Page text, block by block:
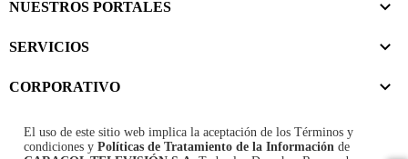
NUESTROS PORTALES
SERVICIOS
CORPORATIVO
El uso de este sitio web implica la aceptación de los Términos y
condiciones y Políticas de Tratamiento de la Información de